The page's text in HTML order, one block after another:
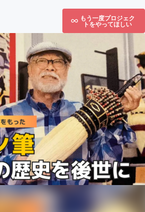
もう一度プロジェク
トをやってほしい